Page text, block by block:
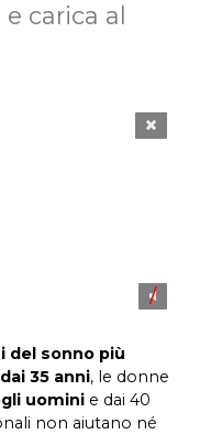
carica al
del sonno più
dai 35 anni, le donne
uomini e dai 40
non aiutano né